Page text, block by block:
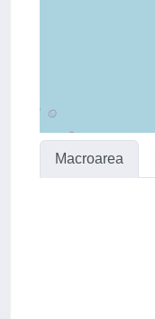
Macroarea